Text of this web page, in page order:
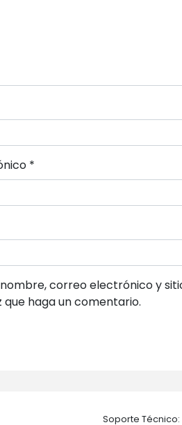
*
correo electrónico y
que haga un comentario.
Soporte Técnico: